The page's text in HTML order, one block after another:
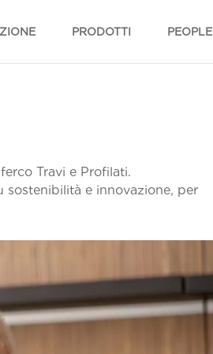
PRODOTTI PEOPLE
Travi e Profilati.
sostenibilità e innovazione, per